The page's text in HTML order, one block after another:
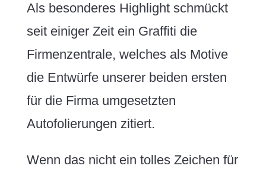
Als besonderes Highlight schmückt
seit einiger Zeit ein Graffiti die
Firmenzentrale, welches als Motive
die Entwürfe unserer beiden ersten
für die Firma umgesetzten
Autofolierungen zitiert.
Wenn das nicht ein tolles Zeichen für